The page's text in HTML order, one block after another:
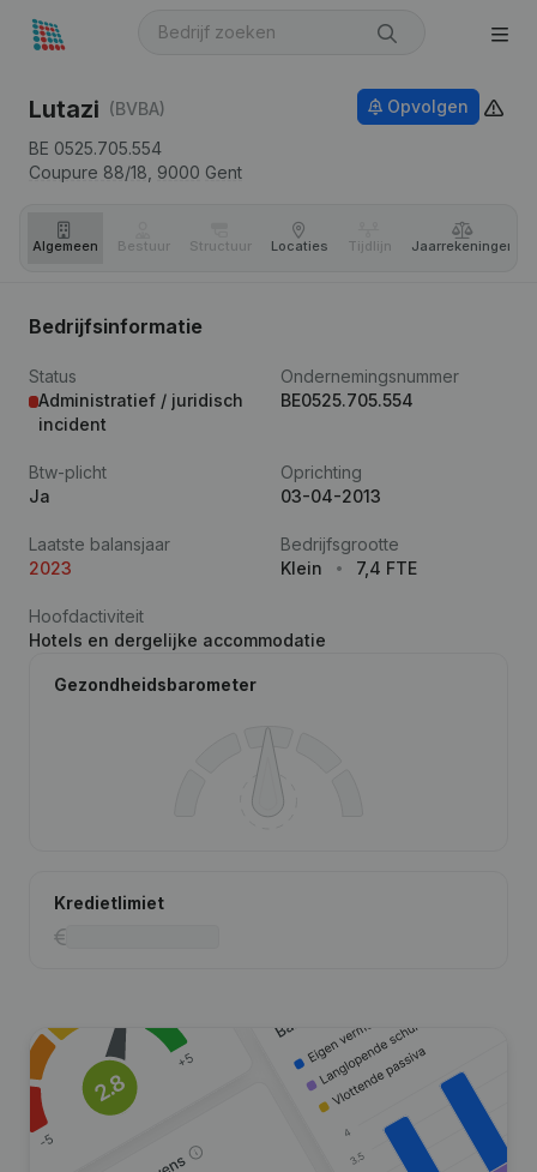
Lutazi (BVBA)
BE 0525.705.554
Coupure 88/18, 9000 Gent
Opvolgen
Algemeen Bestuur Structuur Locaties Tijdlijn Jaar­rekeningen
Bedrijfsinformatie
Status
Administratief / juridisch
incident
Ondernemingsnummer
BE0525.705.554
Btw-plicht
Ja
Oprichting
03-04-2013
Laatste balansjaar
2023
Bedrijfsgrootte
Klein
7,4 FTE
Hoofdactiviteit
Hotels en dergelijke accommodatie
Gezondheidsbarometer
Kredietlimiet